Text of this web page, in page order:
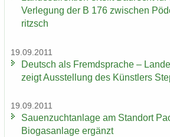
Ver­le­gung der B 176 zwi­schen
ritzsch
19.09.2011
Deutsch als Fremd­spra­che –
zeigt Aus­stel­lung des Künst­lers
19.09.2011
Sauen­zucht­an­la­ge am Stand­ort
Bio­gas­an­la­ge er­gänzt